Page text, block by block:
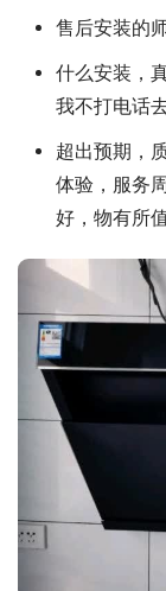
售后安装的
什么安装，
我不打电话
超出预期，
体验，服务
好，物有所